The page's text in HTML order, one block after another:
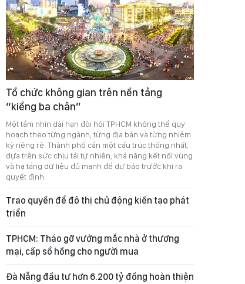
Tổ chức không gian trên nền tảng
“kiềng ba chân”
Một tầm nhìn dài hạn đòi hỏi TPHCM không thể quy
hoạch theo từng ngành, từng địa bàn và từng nhiệm
kỳ riêng rẽ. Thành phố cần một cấu trúc thống nhất,
dựa trên sức chịu tải tự nhiên, khả năng kết nối vùng
và hạ tầng dữ liệu đủ mạnh để dự báo trước khi ra
quyết định.
Trao quyền để đô thị chủ động kiến tạo phát
triển
TPHCM: Tháo gỡ vướng mắc nhà ở thương
mại, cấp sổ hồng cho người mua
Đà Nẵng đầu tư hơn 6.200 tỷ đồng hoàn thiện